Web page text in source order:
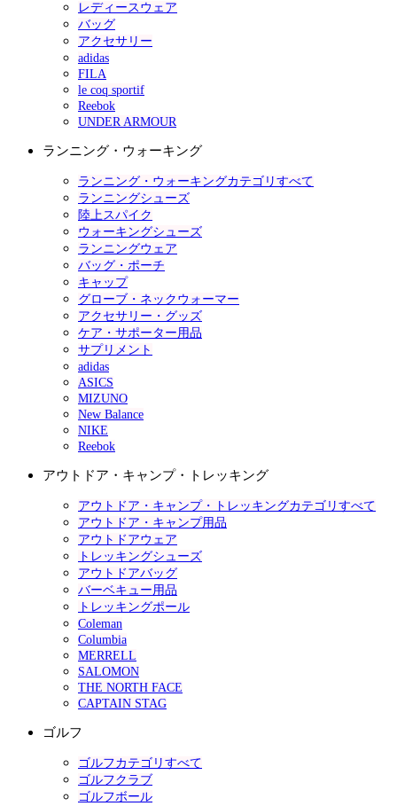
レディースウェア
バッグ
アクセサリー
adidas
FILA
le coq sportif
Reebok
UNDER ARMOUR
ランニング・ウォーキング
ランニング・ウォーキングカテゴリすべて
ランニングシューズ
陸上スパイク
ウォーキングシューズ
ランニングウェア
バッグ・ポーチ
キャップ
グローブ・ネックウォーマー
アクセサリー・グッズ
ケア・サポーター用品
サプリメント
adidas
ASICS
MIZUNO
New Balance
NIKE
Reebok
アウトドア・キャンプ・トレッキング
アウトドア・キャンプ・トレッキングカテゴリすべて
アウトドア・キャンプ用品
アウトドアウェア
トレッキングシューズ
アウトドアバッグ
バーベキュー用品
トレッキングポール
Coleman
Columbia
MERRELL
SALOMON
THE NORTH FACE
CAPTAIN STAG
ゴルフ
ゴルフカテゴリすべて
ゴルフクラブ
ゴルフボール